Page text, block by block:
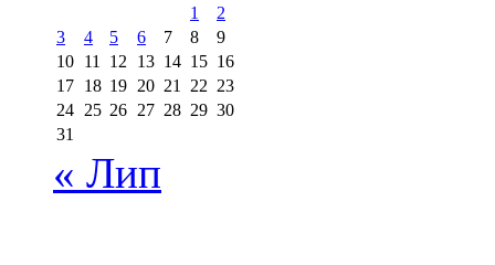
1
2
3
4 5 6 7 8
9
10 11 12 13 14 15 16
17 18 19 20 21 22 23
24 25 26 27 28 29 30
31
« Лип